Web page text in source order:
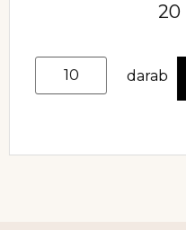
20
darab